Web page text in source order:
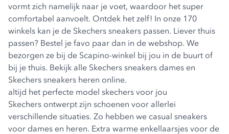
vormt zich namelijk naar je voet, waardoor het super
comfortabel aanvoelt. Ontdek het zelf! In onze 170
winkels kan je de Skechers sneakers passen. Liever thuis
passen? Bestel je favo paar dan in de webshop. We
bezorgen ze bij de Scapino-winkel bij jou in de buurt of
bij je thuis. Bekijk alle Skechers sneakers dames en
Skechers sneakers heren online.
altijd het perfecte model skechers voor jou
Skechers ontwerpt zijn schoenen voor allerlei
verschillende situaties. Zo hebben we casual sneakers
voor dames en heren. Extra warme enkellaarsjes voor de